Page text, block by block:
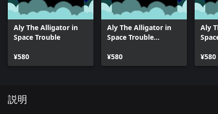
Aly The Alligator in
Space Trouble
¥580
Aly The Alligator in
Space Trouble
¥580
Aly
¥580
説明